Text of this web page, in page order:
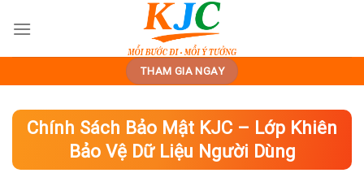
THAM GIA NGAY
Chính Sách Bảo Mật KJC – Lớp Khiên
Bảo Vệ Dữ Liệu Người Dùng